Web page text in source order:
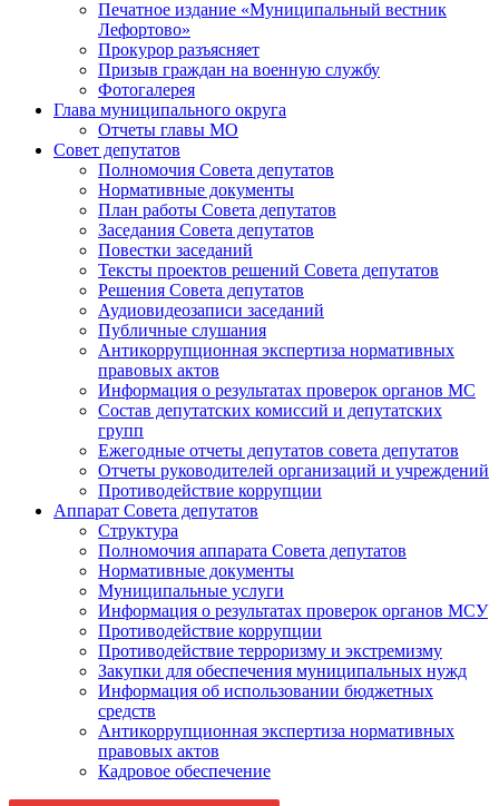
Печатное издание «Муниципальный вестник
Лефортово»
Прокурор разъясняет
Призыв граждан на военную службу
Фотогалерея
Глава муниципального округа
Отчеты главы МО
Совет депутатов
Полномочия Совета депутатов
Нормативные документы
План работы Совета депутатов
Заседания Cовета депутатов
Повестки заседаний
Тексты проектов решений Совета депутатов
Решения Совета депутатов
Аудиовидеозаписи заседаний
Публичные слушания
Антикоррупционная экспертиза нормативных
правовых актов
Информация о результатах проверок органов МС
Состав депутатских комиссий и депутатских
групп
Ежегодные отчеты депутатов совета депутатов
Отчеты руководителей организаций и учреждений
Противодействие коррупции
Аппарат Совета депутатов
Структура
Полномочия аппарата Совета депутатов
Нормативные документы
Муниципальные услуги
Информация о результатах проверок органов МСУ
Противодействие коррупции
Противодействие терроризму и экстремизму
Закупки для обеспечения муниципальных нужд
Информация об использовании бюджетных
средств
Антикоррупционная экспертиза нормативных
правовых актов
Кадровое обеспечение